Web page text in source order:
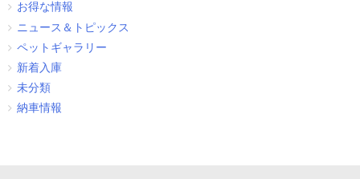
お得な情報
ニュース＆トピックス
ペットギャラリー
新着入庫
未分類
納車情報